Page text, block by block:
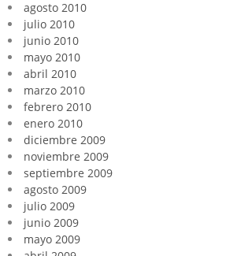
agosto 2010
julio 2010
junio 2010
mayo 2010
abril 2010
marzo 2010
febrero 2010
enero 2010
diciembre 2009
noviembre 2009
septiembre 2009
agosto 2009
julio 2009
junio 2009
mayo 2009